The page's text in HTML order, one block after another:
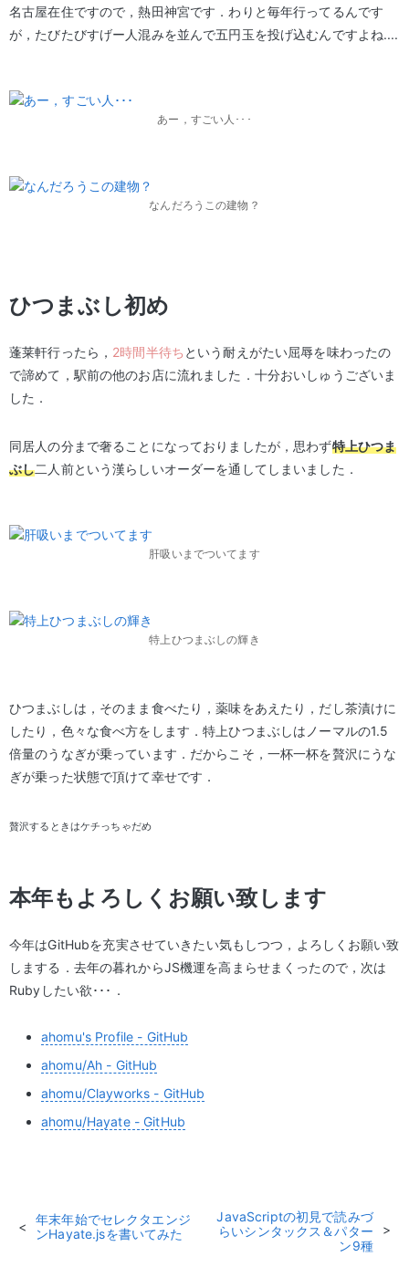
名古屋在住ですので，熱田神宮です．わりと毎年行ってるんです
が，たびたびすげー人混みを並んで五円玉を投げ込むんですよね....
あー，すごい人･･･
なんだろうこの建物？
ひつまぶし初め
蓬莱軒行ったら， 2時間半待ち という耐えがたい屈辱を味わったの
で諦めて，駅前の他のお店に流れました．十分おいしゅうございま
した．
同居人の分まで奢ることになっておりましたが，思わず特上ひつま
ぶし二人前という漢らしいオーダーを通してしまいました．
肝吸いまでついてます
特上ひつまぶしの輝き
ひつまぶしは，そのまま食べたり，薬味をあえたり，だし茶漬けに
したり，色々な食べ方をします．特上ひつまぶしはノーマルの1.5
倍量のうなぎが乗っています．だからこそ，一杯一杯を贅沢にうな
ぎが乗った状態で頂けて幸せです．
贅沢するときはケチっちゃだめ
本年もよろしくお願い致します
今年はGitHubを充実させていきたい気もしつつ，よろしくお願い致
しまする．去年の暮れからJS機運を高まらせまくったので，次は
Rubyしたい欲･･･．
ahomu's Profile - GitHub
ahomu/Ah - GitHub
ahomu/Clayworks - GitHub
ahomu/Hayate - GitHub
年末年始でセレクタエンジ
ンHayate.jsを書いてみた
JavaScriptの初見で読みづ
らいシンタックス＆パター
ン9種